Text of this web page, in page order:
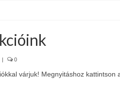
| 0
várjuk! Megnyitáshoz kattintson